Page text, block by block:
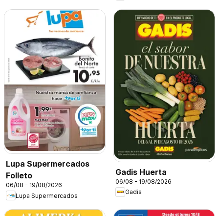
Lupa Supermercados
Folleto
06/08 - 19/08/2026
Lupa Supermercados
Gadis Huerta
06/08 - 19/08/2026
Gadis